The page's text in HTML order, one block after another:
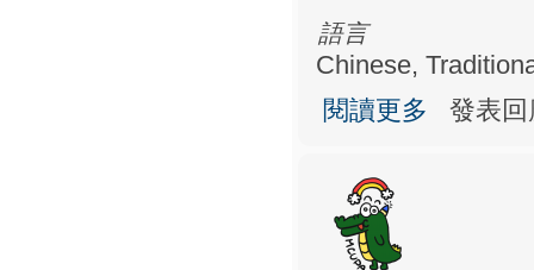
語言
Chinese,
閱讀更多
關於阿公~出事
發表